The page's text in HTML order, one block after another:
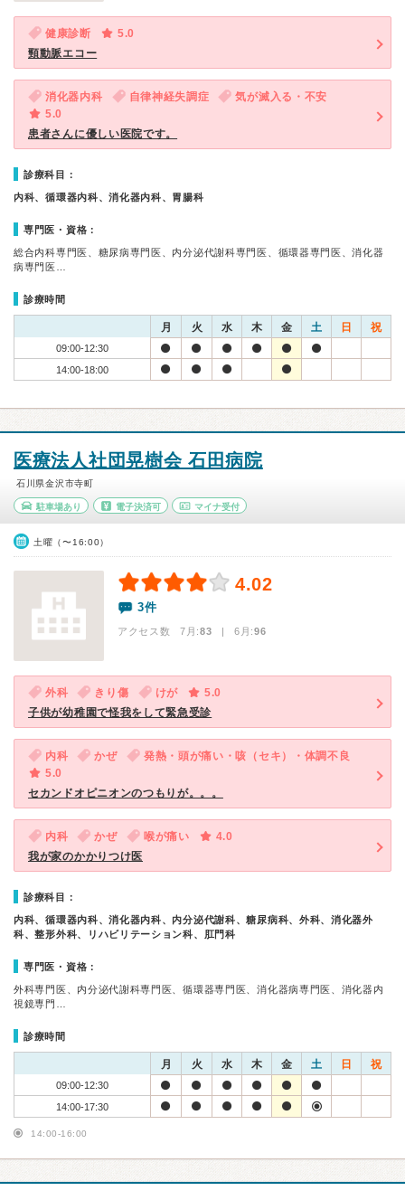
健康診断
5.0
頸動脈エコー
消化器内科 自律神経失調症
気が滅入る・不安
5.0
患者さんに優しい医院です。
診療科目：
内科、循環器内科、消化器内科、胃腸科
専門医・資格：
総合内科専門医、糖尿病専門医、内分泌代謝科専門医、循環器専門医、消化器
病専門医…
診療時間
月 火 水 木 金 土 日 祝
09:00-12:30
14:00-18:00
医療法人社団晃樹会 石田病院
石川県金沢市寺町
駐車場あり 電子決済可 マイナ受付
土曜（〜16:00）
4.02
3件
アクセス数 7月:83 | 6月:96
外科 きり傷 けが
5.0
子供が幼稚園で怪我をして緊急受診
内科 かぜ
発熱・頭が痛い・咳（セキ）・体調不良
5.0
セカンドオピニオンのつもりが。。。
内科 かぜ 喉が痛い
4.0
我が家のかかりつけ医
診療科目：
内科、循環器内科、消化器内科、内分泌代謝科、糖尿病科、外科、消化器外
科、整形外科、リハビリテーション科、肛門科
専門医・資格：
外科専門医、内分泌代謝科専門医、循環器専門医、消化器病専門医、消化器内
視鏡専門…
診療時間
月 火 水 木 金 土 日 祝
09:00-12:30
14:00-17:30
14:00-16:00